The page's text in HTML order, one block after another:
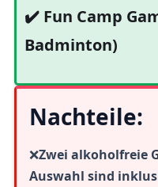
✔️ Fun Camp
Badminton)
Nachteile:
❌Zwei alkoholfreie
Auswahl sind